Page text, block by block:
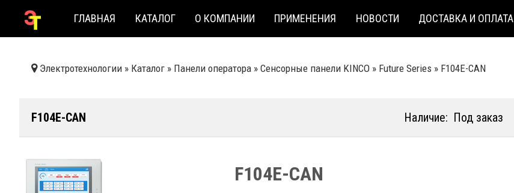
ГЛАВНАЯ КАТАЛОГ О КОМПАНИИ ПРИМЕНЕНИЯ НОВОСТИ ДОСТАВКА И ОПЛАТА
Электротехнологии » Каталог » Панели оператора » Сенсорные панели KINCO » Future Series » F104E-CAN
F104E-CAN Наличие: Под заказ
F104E-CAN